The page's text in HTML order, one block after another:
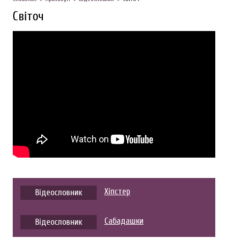
Світоч
Відеословник Хіпстер
Відеословник Сабадашки